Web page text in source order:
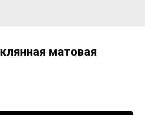
матовая